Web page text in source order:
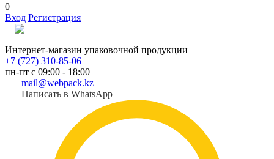
0
Вход Регистрация
Интернет-магазин упаковочной продукции
+7 (727) 310-85-06
пн-пт с 09:00 - 18:00
mail@webpack.kz
Написать в WhatsApp